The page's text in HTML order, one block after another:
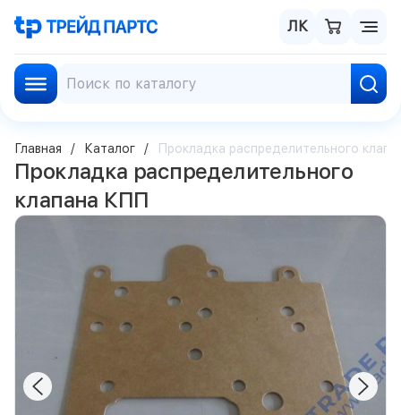
ЛК
Главная Каталог Прокладка распределительного
Прокладка распределительного
клапана КПП